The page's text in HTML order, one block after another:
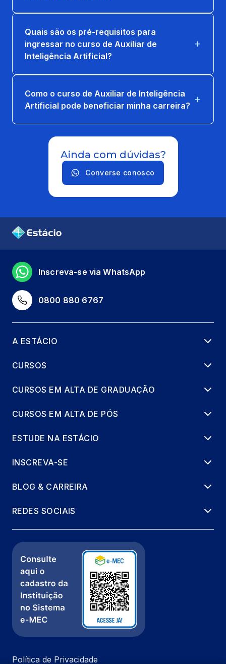
Quais são os pré-requisitos para
ingressar no curso de Auxiliar de
Inteligência Artificial?
Como o curso de Auxiliar de Inteligência
Artificial pode beneficiar minha carreira?
Ainda com dúvidas?
Converse conosco
0800 880 6767
Inscreva-se via WhatsApp
A ESTÁCIO
CURSOS
CURSOS EM ALTA DE GRADUAÇÃO
CURSOS EM ALTA DE PÓS
ESTUDE NA ESTÁCIO
INSCREVA-SE
BLOG & CARREIRA
REDES SOCIAIS
Política de Privacidade